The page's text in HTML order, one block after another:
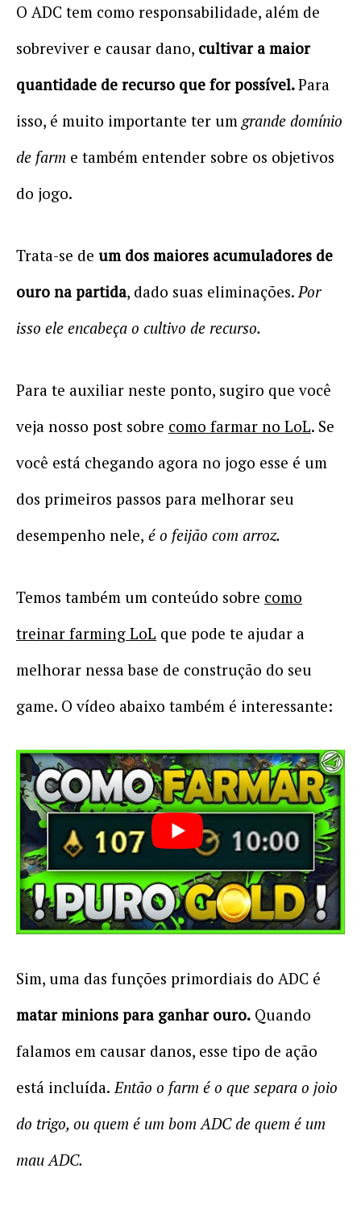
O ADC tem como responsabilidade, além de
sobreviver e causar dano, cultivar a maior
quantidade de recurso que for possível.Para
isso, é muito importante ter um grande domínio
de farm e também entender sobre os objetivos
do jogo.
Trata-se de um dos maiores acumuladores de
ouro na partida, dado suas eliminações. Por
isso ele encabeça o cultivo de recurso.
Para te auxiliar neste ponto, sugiro que você
veja nosso post sobre como farmar no LoL. Se
você está chegando agora no jogo esse é um
dos primeiros passos para melhorar seu
desempenho nele, é o feijão com arroz.
Temos também um conteúdo sobre como
treinar farming LoL que pode te ajudar a
melhorar nessa base de construção do seu
game. O vídeo abaixo também é interessante:
Sim, uma das funções primordiais do ADC é
matar minions para ganhar ouro. Quando
falamos em causar danos, esse tipo de ação
está incluída. Então o farm é o que separa o joio
do trigo, ou quem é um bom ADC de quem é um
mau ADC.